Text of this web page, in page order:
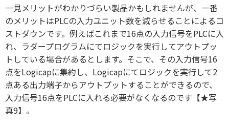
一見メリットがわかりづらい製品かもしれませんが、一番
のメリットはPLCの入力ユニット数を減らせることによるコ
ストダウンです。例えばこれまで16点の入力信号をPLCに入
れ、ラダープログラムにてロジックを実行してアウトプッ
トしている場合があるとします。そこで、その入力信号16
点をLogicapに集約し、Logicapにてロジックを実行して2
点ある出力端子からアウトプットすることができるので、
入力信号16点をPLCに入れる必要がなくなるのです【★写
真9】。